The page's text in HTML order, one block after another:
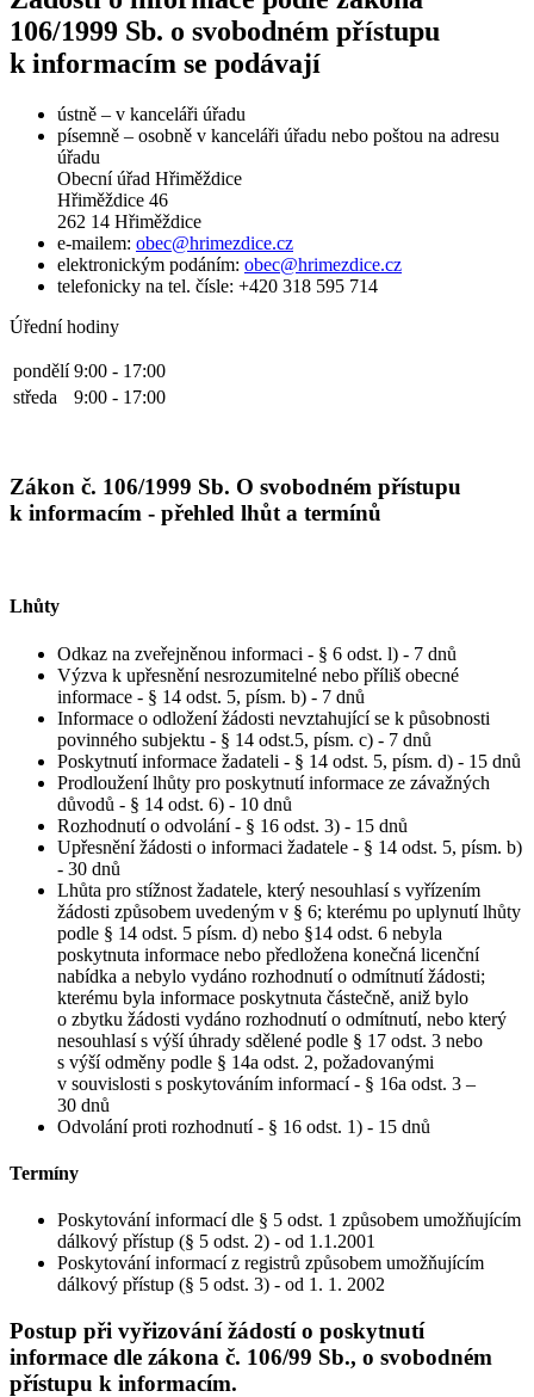
106/1999 Sb. o svobodném přístupu
k informacím se podávají
ústně – v kanceláři úřadu
písemně – osobně v kanceláři úřadu nebo poštou na adresu
úřadu
Obecní úřad Hřiměždice
Hřiměždice 46
262 14 Hřiměždice
e-mailem: obec@hrimezdice.cz
elektronickým podáním: obec@hrimezdice.cz
telefonicky na tel. čísle: +420 318 595 714
Úřední hodiny
pondělí 9:00 - 17:00
středa
9:00 - 17:00
Zákon č. 106/1999 Sb. O svobodném přístupu
k informacím - přehled lhůt a termínů
Lhůty
Odkaz na zveřejněnou informaci - § 6 odst. l) - 7 dnů
Výzva k upřesnění nesrozumitelné nebo příliš obecné
informace - § 14 odst. 5, písm. b) - 7 dnů
Informace o odložení žádosti nevztahující se k působnosti
povinného subjektu - § 14 odst.5, písm. c) - 7 dnů
Poskytnutí informace žadateli - § 14 odst. 5, písm. d) - 15 dnů
Prodloužení lhůty pro poskytnutí informace ze závažných
důvodů - § 14 odst. 6) - 10 dnů
Rozhodnutí o odvolání - § 16 odst. 3) - 15 dnů
Upřesnění žádosti o informaci žadatele - § 14 odst. 5, písm. b)
- 30 dnů
Lhůta pro stížnost žadatele, který nesouhlasí s vyřízením
žádosti způsobem uvedeným v § 6; kterému po uplynutí lhůty
podle § 14 odst. 5 písm. d) nebo §14 odst. 6 nebyla
poskytnuta informace nebo předložena konečná licenční
nabídka a nebylo vydáno rozhodnutí o odmítnutí žádosti;
kterému byla informace poskytnuta částečně, aniž bylo
o zbytku žádosti vydáno rozhodnutí o odmítnutí, nebo který
nesouhlasí s výší úhrady sdělené podle § 17 odst. 3 nebo
s výší odměny podle § 14a odst. 2, požadovanými
v souvislosti s poskytováním informací - § 16a odst. 3 –
30 dnů
Odvolání proti rozhodnutí - § 16 odst. 1) - 15 dnů
Termíny
Poskytování informací dle § 5 odst. 1 způsobem umožňujícím
dálkový přístup (§ 5 odst. 2) - od 1.1.2001
Poskytování informací z registrů způsobem umožňujícím
dálkový přístup (§ 5 odst. 3) - od 1. 1. 2002
Postup při vyřizování žádostí o poskytnutí
informace dle zákona č. 106/99 Sb., o svobodném
přístupu k informacím.